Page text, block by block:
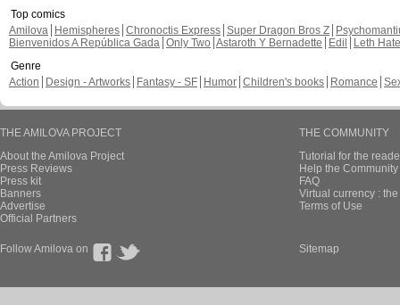
Top comics
Amilova
Hemispheres Chronoctis Express Super Dragon Bros Z
Bienvenidos A República Gada Only Two Astaroth Y Bernadette Edil
Leth Hate
Genre
Action
Design - Artworks Fantasy - SF Humor Children's books Romance
THE AMILOVA PROJECT
About the Amilova Project
Press Reviews
Press kit
Banners
Advertise
Official Partners
THE COMMUNITY
Tutorial for the
Help the
FAQ
Virtual currency :
Terms of Use
Follow Amilova on Sitemap